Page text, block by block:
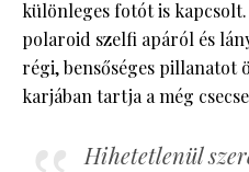
különleges fotót is
polaroid szelfi apáról és
régi, bensőséges pillanatot
karjában tartja a még
Hihetetlenül